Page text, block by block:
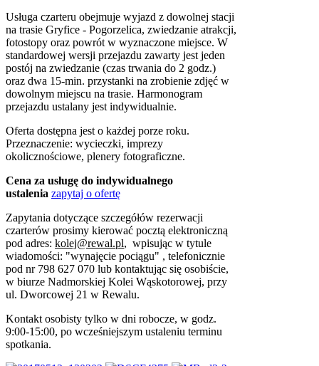
Usługa czarteru obejmuje wyjazd z dowolnej stacji
na trasie Gryfice - Pogorzelica, zwiedzanie atrakcji,
fotostopy oraz powrót w wyznaczone miejsce. W
standardowej wersji przejazdu zawarty jest jeden
postój na zwiedzanie (czas trwania do 2 godz.)
oraz dwa 15-min. przystanki na zrobienie zdjęć w
dowolnym miejscu na trasie. Harmonogram
przejazdu ustalany jest indywidualnie.
Oferta dostępna jest o każdej porze roku.
Przeznaczenie: wycieczki, imprezy
okolicznościowe, plenery fotograficzne.
Cena za usługę do indywidualnego
ustalenia zapytaj o ofertę
Zapytania dotyczące szczegółów rezerwacji
czarterów prosimy kierować pocztą elektroniczną
pod adres: kolej@rewal.pl, wpisując w tytule
wiadomości: "wynajęcie pociągu" , telefonicznie
pod nr 798 627 070 lub kontaktując się osobiście,
w biurze Nadmorskiej Kolei Wąskotorowej, przy
ul. Dworcowej 21 w Rewalu.
Kontakt osobisty tylko w dni robocze, w godz.
9:00-15:00, po wcześniejszym ustaleniu terminu
spotkania.